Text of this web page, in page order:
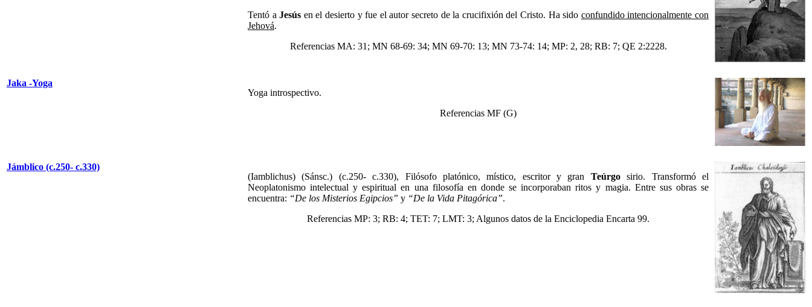
Tentó aJesús en el desierto y fue el autor secreto de la crucifixión del Cristo. Ha sido confundido intencionalmente con
Jehová.
Referencias MA: 31; MN 68-69: 34; MN 69-70: 13; MN 73-74: 14; MP: 2, 28; RB: 7; QE 2:2228.
Jaka -Yoga
Yoga introspectivo.
Referencias MF (G)
Jámblico (c.250- c.330)
(Iamblichus) (Sánsc.) (c.250- c.330), Filósofo platónico, místico, escritor y gran Teúrgosirio. Transformó el
Neoplatonismo intelectual y espiritual en una filosofía en donde se incorporaban ritos y magia. Entre sus obras se
encuentra: “De los Misterios Egipcios” y “De la Vida Pitagórica”.
Referencias MP: 3; RB: 4; TET: 7; LMT: 3; Algunos datos de la Enciclopedia Encarta 99.